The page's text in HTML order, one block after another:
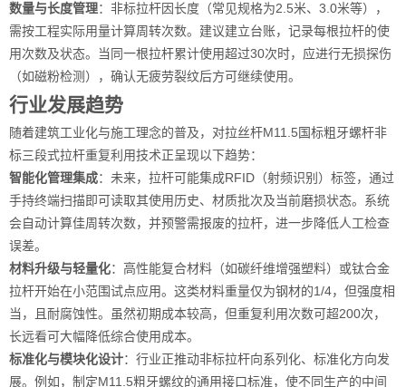
数量与长度管理：非标拉杆因长度（常见规格为2.5米、3.0米等），
需按工程实际用量计算周转次数。建议建立台账，记录每根拉杆的使
用次数及状态。当同一根拉杆累计使用超过30次时，应进行无损探伤
（如磁粉检测），确认无疲劳裂纹后方可继续使用。
行业发展趋势
随着建筑工业化与施工理念的普及，对拉丝杆M11.5国标粗牙螺杆非
标三段式拉杆重复利用技术正呈现以下趋势：
智能化管理集成：未来，拉杆可能集成RFID（射频识别）标签，通过
手持终端扫描即可读取其使用历史、材质批次及当前磨损状态。系统
会自动计算佳周转次数，并预警需报废的拉杆，进一步降低人工检查
误差。
材料升级与轻量化：高性能复合材料（如碳纤维增强塑料）或钛合金
拉杆开始在小范围试点应用。这类材料重量仅为钢材的1/4，但强度相
当，且耐腐蚀性。虽然初期成本较高，但重复利用次数可超200次，
长远看可大幅降低综合使用成本。
标准化与模块化设计：行业正推动非标拉杆向系列化、标准化方向发
展。例如，制定M11.5粗牙螺纹的通用接口标准，使不同生产的中间